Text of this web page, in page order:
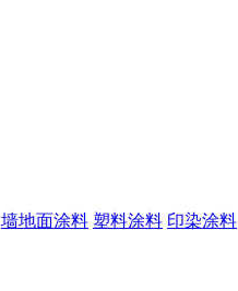
墙地面涂料 塑料涂料 印染涂料